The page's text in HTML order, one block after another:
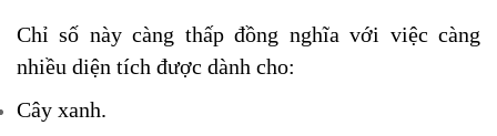
Chỉ số này càng thấp đồng nghĩa với việc càng
nhiều diện tích được dành cho:
Cây xanh.